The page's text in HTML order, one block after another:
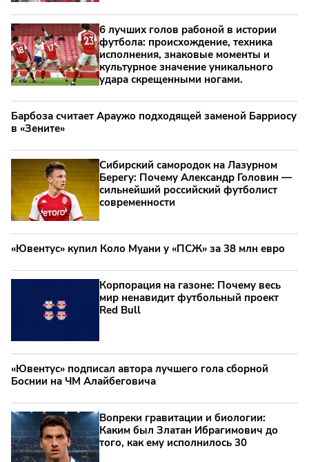
6 лучших голов рабоной в истории
футбола: происхождение, техника
исполнения, знаковые моменты и
культурное значение уникального
удара скрещенными ногами.
Барбоза считает Араужо подходящей заменой Барриосу
в «Зените»
Сибирский самородок на Лазурном
Берегу: Почему Александр Головин —
сильнейший российский футболист
современности
«Ювентус» купил Коло Муани у «ПСЖ» за 38 млн евро
Корпорация на газоне: Почему весь
мир ненавидит футбольный проект
Red Bull
«Ювентус» подписал автора лучшего гола сборной
Боснии на ЧМ Алайбеговича
Вопреки гравитации и биологии:
Каким был Златан Ибрагимович до
того, как ему исполнилось 30